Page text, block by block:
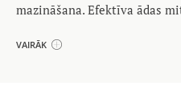
mazināšana. Efektīva ādas
VAIRĀK